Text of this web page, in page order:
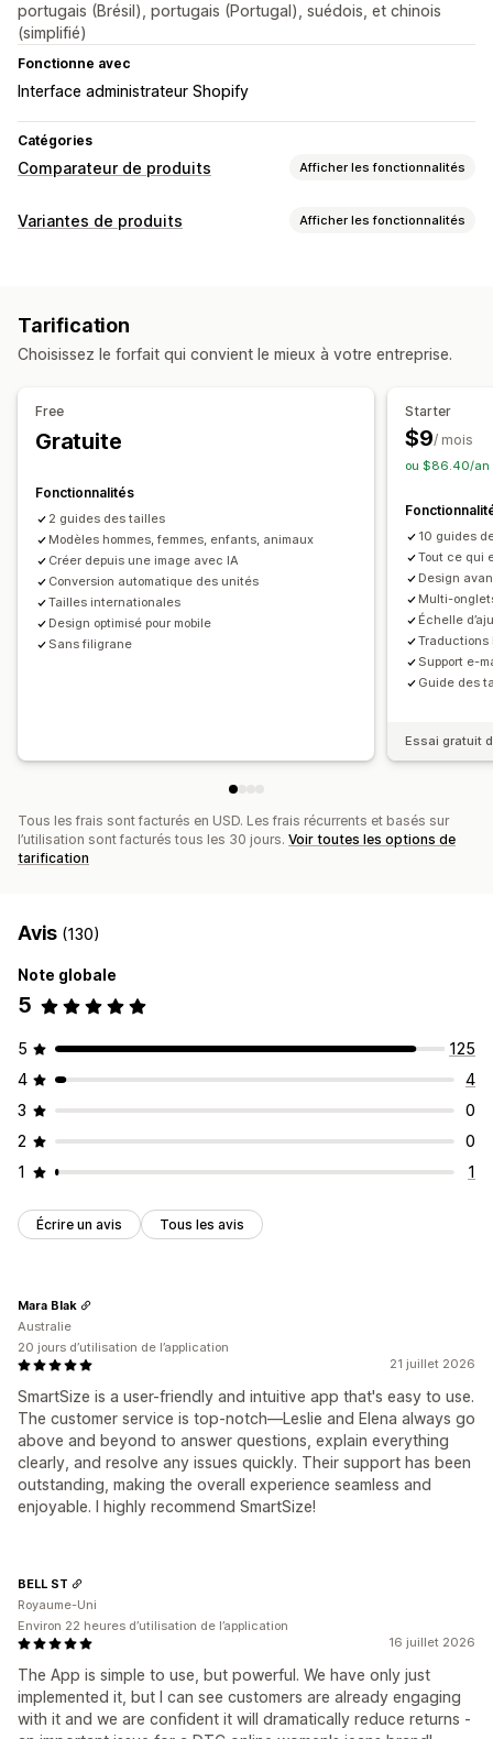
portugais (Brésil), portugais (Portugal), suédois, et chinois
(simplifié)
Fonctionne avec
Interface administrateur Shopify
Catégories
Comparateur de produits Afficher les fonctionnalités
Outils de comparaison
Recommandations basées sur l’IA
Filtrer et trier
Mettre en avant les différences
Options d’affichage
Mise en page de tableau
Couleur et police Icônes personnalisées
Texte personnalisé
Modèles
Importation et exportation
Graphique flottant
Conversion d’unités
Multilingue
Traduction Page de produit
Optimisation pour le format mobile
Variantes de produits Afficher les fonctionnalités
Menus déroulants
Sélection multiple Texte personnalisé
Tableaux des tailles
Import et export
Tarification
Choisissez le forfait qui convient le mieux à votre entreprise.
Free
Gratuite
Fonctionnalités
2 guides des tailles
Modèles hommes, femmes, enfants, animaux
Créer depuis une image avec IA
Conversion automatique des unités
Tailles internationales
Design optimisé pour mobile
Sans filigrane
Starter
$9/ mois
ou $86.40/an
10 guides
Tout ce qui
Design
Multi-
Échelle
Traductions
Support e-
Guide des
Essai gratuit
Tous les frais sont facturés en USD. Les frais récurrents et basés sur
l’utilisation sont facturés tous les 30 jours. Voir toutes les options de
tarification
Avis (130)
Note globale
5
5
125
4
4
3
0
2
0
1
1
Écrire un avis Tous les avis
21 juillet 2026
SmartSize is a user-friendly and intuitive app that's easy to use.
The customer service is top-notch—Leslie and Elena always go
above and beyond to answer questions, explain everything
clearly, and resolve any issues quickly. Their support has been
outstanding, making the overall experience seamless and
enjoyable. I highly recommend SmartSize!
Mara Blak
Australie
20 jours d’utilisation de l’application
16 juillet 2026
The App is simple to use, but powerful. We have only just
implemented it, but I can see customers are already engaging
with it and we are confident it will dramatically reduce returns -
BELL ST
Royaume-Uni
Environ 22 heures d’utilisation de l’application